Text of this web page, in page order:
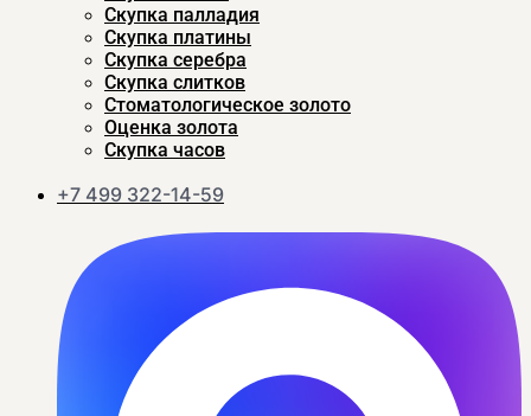
Скупка палладия
Скупка платины
Скупка серебра
Скупка слитков
Стоматологическое золото
Оценка золота
Скупка часов
+7 499 322-14-59